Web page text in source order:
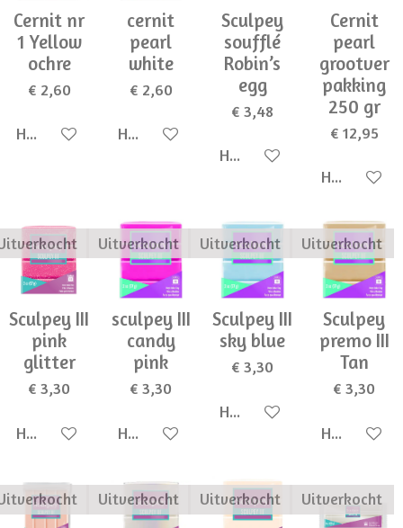
Cernit nr
1 Yellow
ochre
€ 2,60
Houd mij op de hoogte
cernit
pearl
white
€ 2,60
Houd mij op de hoogte
Sculpey
soufflé
Robin’s
egg
€ 3,48
Houd mij op de hoogte
Cernit
pearl
grootver
pakking
250 gr
€ 12,95
Houd mij
Sculpey III
pink
glitter
€ 3,30
Houd mij op de hoogte
Uitverkocht
sculpey III
candy
pink
€ 3,30
Houd mij op de hoogte
Uitverkocht
Sculpey III
sky blue
€ 3,30
Houd mij op de hoogte
Uitverkocht
Sculpey
premo III
Tan
€ 3,30
Houd mij
Uitverkocht Uitverkocht Uitverkocht